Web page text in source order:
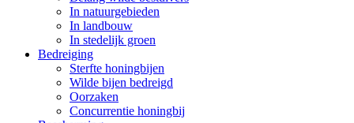
In natuurgebieden
In landbouw
In stedelijk groen
Bedreiging
Sterfte honingbijen
Wilde bijen bedreigd
Oorzaken
Concurrentie honingbij